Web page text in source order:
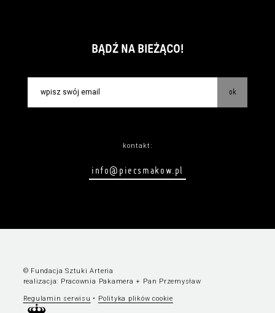
BĄDŹ NA BIEŻĄCO!
ok
kontakt:
info@piecsmakow.pl
© Fundacja Sztuki Arteria
realizacja: Pracownia Pakamera + Pan Przemysław
Regulamin serwisu • Polityka plików cookie